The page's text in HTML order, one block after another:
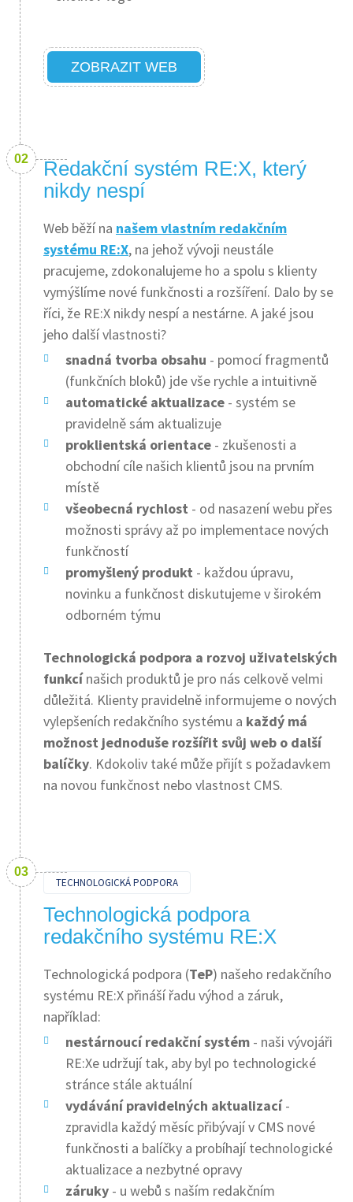
ZOBRAZIT WEB
Redakční systém RE:X, který
nikdy nespí
Web běží na našem vlastním redakčním
systému RE:X, na jehož vývoji neustále
pracujeme, zdokonalujeme ho a spolu s klienty
vymýšlíme nové funkčnosti a rozšíření. Dalo by se
říci, že RE:X nikdy nespí a nestárne. A jaké jsou
jeho další vlastnosti?
snadná tvorba obsahu - pomocí fragmentů
(funkčních bloků) jde vše rychle a intuitivně
automatické aktualizace - systém se
pravidelně sám aktualizuje
proklientská orientace - zkušenosti a
obchodní cíle našich klientů jsou na prvním
místě
všeobecná rychlost - od nasazení webu přes
možnosti správy až po implementace nových
funkčností
promyšlený produkt - každou úpravu,
novinku a funkčnost diskutujeme v širokém
odborném týmu
Technologická podpora a rozvoj uživatelských
funkcínašich produktů je pro nás celkově velmi
důležitá. Klienty pravidelně informujeme o nových
vylepšeních redakčního systému a každý má
možnost jednoduše rozšířit svůj web o další
balíčky. Kdokoliv také může přijít s požadavkem
na novou funkčnost nebo vlastnost CMS.
TECHNOLOGICKÁ PODPORA
Technologická podpora
redakčního systému RE:X
Technologická podpora (TeP) našeho redakčního
systému RE:X přináší řadu výhod a záruk,
například:
nestárnoucí redakční systém - naši vývojáři
RE:Xe udržují tak, aby byl po technologické
stránce stále aktuální
vydávání pravidelných aktualizací-
zpravidla každý měsíc přibývají v CMS nové
funkčnosti a balíčky a probíhají technologické
aktualizace a nezbytné opravy
záruky - u webů s naším redakčním